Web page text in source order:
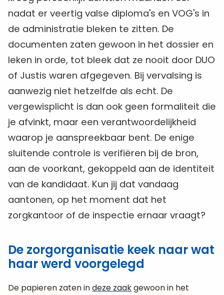
nadat er veertig valse diploma's en VOG's in
de administratie bleken te zitten. De
documenten zaten gewoon in het dossier en
leken in orde, tot bleek dat ze nooit door DUO
of Justis waren afgegeven. Bij vervalsing is
aanwezig niet hetzelfde als echt. De
vergewisplicht is dan ook geen formaliteit die
je afvinkt, maar een verantwoordelijkheid
waarop je aanspreekbaar bent. De enige
sluitende controle is verifiëren bij de bron,
aan de voorkant, gekoppeld aan de identiteit
van de kandidaat. Kun jij dat vandaag
aantonen, op het moment dat het
zorgkantoor of de inspectie ernaar vraagt?
De zorgorganisatie keek naar wat
haar werd voorgelegd
De papieren zaten indeze zaakgewoon in het